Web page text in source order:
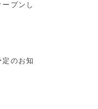
プンし
のお知